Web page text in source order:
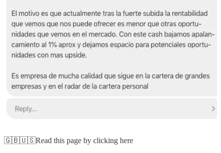
🇬🇧🇺🇸Read this page by clicking here